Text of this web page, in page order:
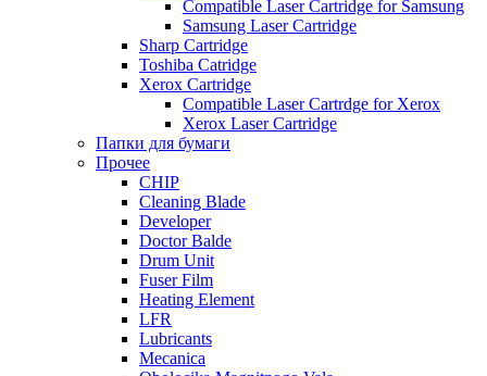
Compatible Laser Cartridge for Samsung
Samsung Laser Cartridge
Sharp Cartridge
Toshiba Catridge
Xerox Cartridge
Compatible Laser Cartrdge for Xerox
Xerox Laser Cartridge
Папки для бумаги
Прочее
CHIP
Cleaning Blade
Developer
Doctor Balde
Drum Unit
Fuser Film
Heating Element
LFR
Lubricants
Mecanica